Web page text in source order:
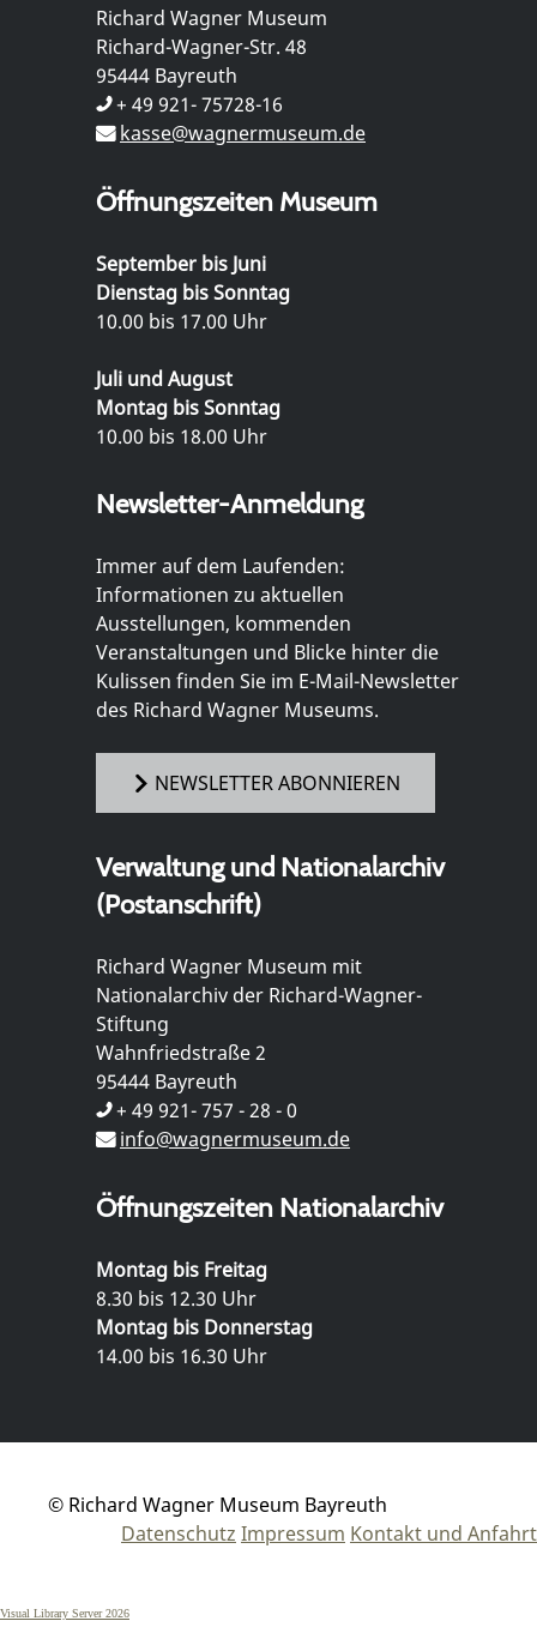
Richard Wagner Museum
Richard-Wagner-Str. 48
95444 Bayreuth
+ 49 921- 75728-16
kasse@wagnermuseum.de
Öffnungszeiten Museum
September bis Juni
Dienstag bis Sonntag
10.00 bis 17.00 Uhr
Juli und August
Montag bis Sonntag
10.00 bis 18.00 Uhr
Newsletter-Anmeldung
Immer auf dem Laufenden:
Informationen zu aktuellen
Ausstellungen, kommenden
Veranstaltungen und Blicke hinter die
Kulissen finden Sie im E-Mail-Newsletter
des Richard Wagner Museums.
NEWSLETTER ABONNIEREN
Verwaltung und Nationalarchiv
(Postanschrift)
Richard Wagner Museum mit
Nationalarchiv der Richard-Wagner-
Stiftung
Wahnfriedstraße 2
95444 Bayreuth
+ 49 921- 757 - 28 - 0
info@wagnermuseum.de
Öffnungszeiten Nationalarchiv
Montag bis Freitag
8.30 bis 12.30 Uhr
Montag bis Donnerstag
14.00 bis 16.30 Uhr
© Richard Wagner Museum Bayreuth
Datenschutz Impressum Kontakt und Anfahrt
Visual Library Server 2026